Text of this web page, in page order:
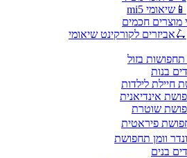
📱שיאומי mi5
מוצרים חכמים
🛴אביזרים לקורקינט שיאומי
בזול
בנות
חיילת לילדות
אינדיאנית
שוטרת
פיראטית
וומן תחפושת
בנים